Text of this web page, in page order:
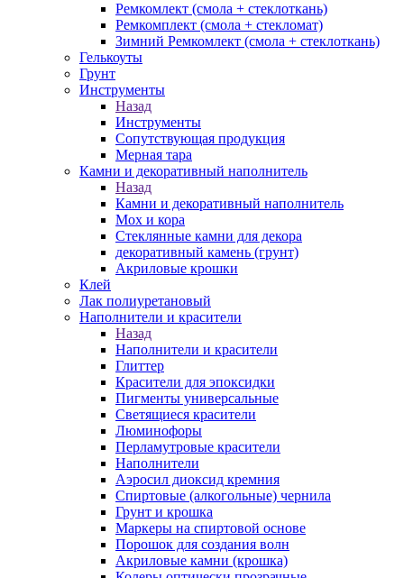
Ремкомлект (смола + стеклоткань)
Ремкомплект (смола + стекломат)
Зимний Ремкомлект (смола + стеклоткань)
Гелькоуты
Грунт
Инструменты
Назад
Инструменты
Сопутствующая продукция
Мерная тара
Камни и декоративный наполнитель
Назад
Камни и декоративный наполнитель
Мох и кора
Стеклянные камни для декора
декоративный камень (грунт)
Акриловые крошки
Клей
Лак полиуретановый
Наполнители и красители
Назад
Наполнители и красители
Глиттер
Красители для эпоксидки
Пигменты универсальные
Светящиеся красители
Люминофоры
Перламутровые красители
Наполнители
Аэросил диоксид кремния
Спиртовые (алкогольные) чернила
Грунт и крошка
Маркеры на спиртовой основе
Порошок для создания волн
Акриловые камни (крошка)